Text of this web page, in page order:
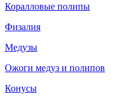
Коралловые полипы
Физалия
Медузы
Ожоги медуз и полипов
Конусы